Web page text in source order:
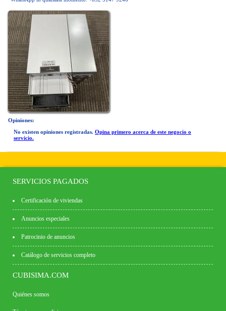
Opiniones:
No existen opiniones registradas. Opina primero acerca de este negocio o
servicio.
SERVICIOS PAGADOS
Certificación de viviendas
Anuncios especiales
Patrocinio de anuncios
Catálogo de servicios completo
CUBISIMA.COM
Quiénes somos